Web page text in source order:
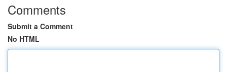
Comments
Submit a Comment
No HTML